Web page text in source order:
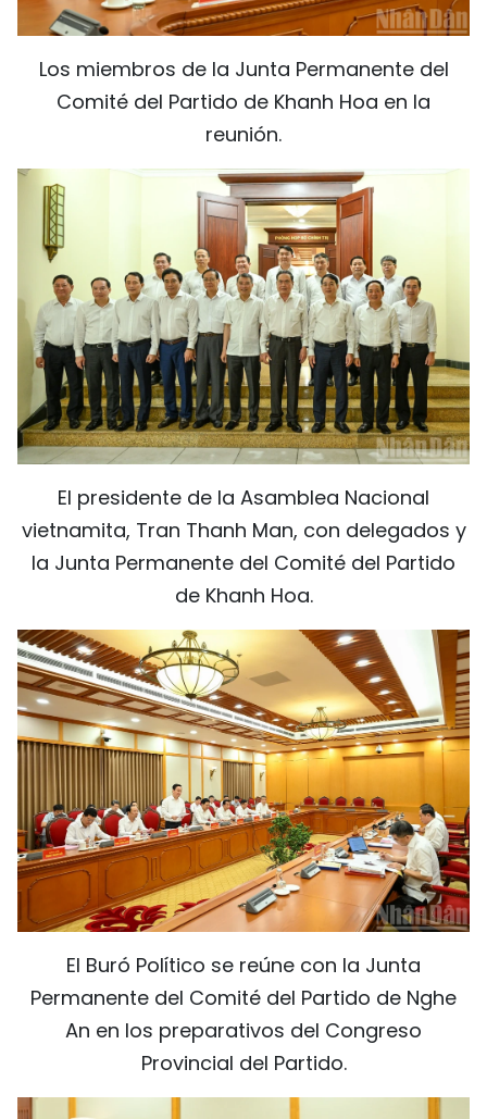
Los miembros de la Junta Permanente del
Comité del Partido de Khanh Hoa en la
reunión.
El presidente de la Asamblea Nacional
vietnamita, Tran Thanh Man, con delegados y
la Junta Permanente del Comité del Partido
de Khanh Hoa.
El Buró Político se reúne con la Junta
Permanente del Comité del Partido de Nghe
An en los preparativos del Congreso
Provincial del Partido.